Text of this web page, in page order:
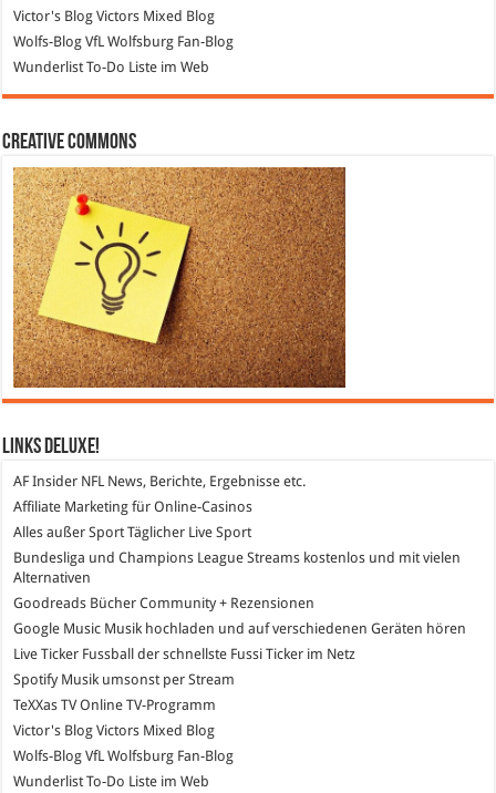
Victor's Blog Victors Mixed Blog
Wolfs-Blog VfL Wolfsburg Fan-Blog
Wunderlist To-Do Liste im Web
Creative Commons
Links DeLuXe!
AF Insider NFL News, Berichte, Ergebnisse etc.
Affiliate Marketing für Online-Casinos
Alles außer SportTäglicher Live Sport
Bundesliga und Champions League Streams kostenlos und mit vielen
Alternativen
Goodreads Bücher Community + Rezensionen
Google Music Musik hochladen und auf verschiedenen Geräten hören
Live Ticker Fussball
der schnellste Fussi Ticker im Netz
SpotifyMusik umsonst per Stream
TeXXas TVOnline TV-Programm
Victor's Blog Victors Mixed Blog
Wolfs-Blog VfL Wolfsburg Fan-Blog
WunderlistTo-Do Liste im Web